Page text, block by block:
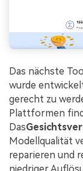
Das nächste
wurde
gerecht zu
Plattformen
Das
Modellqualität
reparieren und